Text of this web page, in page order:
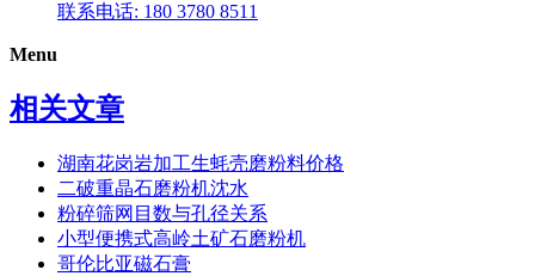
联系电话: 180 3780 8511
Menu
相关文章
湖南花岗岩加工生蚝壳磨粉料价格
二破重晶石磨粉机沈水
粉碎筛网目数与孔径关系
小型便携式高岭土矿石磨粉机
哥伦比亚磁石膏